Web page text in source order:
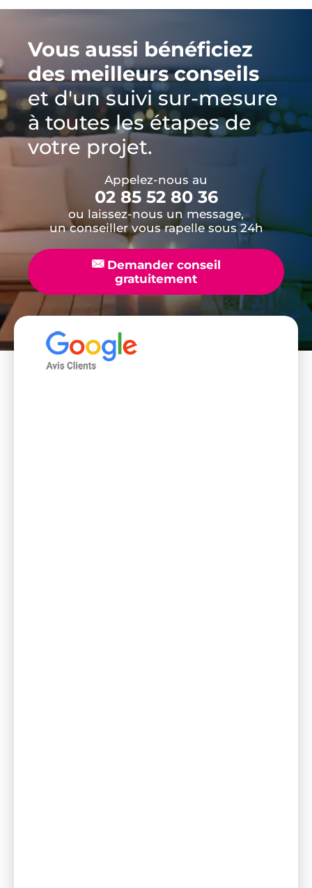
Vous aussi bénéficiez
des meilleurs conseils
et d'un suivi sur-mesure
à toutes les étapes de
votre projet.
Appelez-nous au
02 85 52 80 36
ou laissez-nous un message,
un conseiller vous rapelle sous 24h
📧Demander conseil
gratuitement